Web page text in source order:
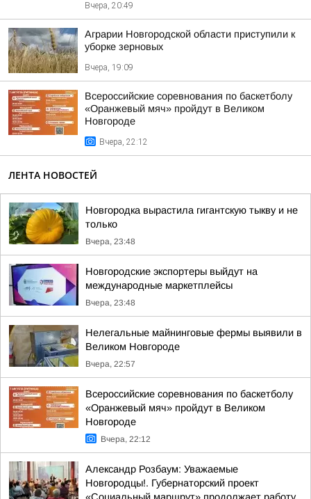
Вчера, 20:49
Аграрии Новгородской области приступили к
уборке зерновых
Вчера, 19:09
Всероссийские соревнования по баскетболу
«Оранжевый мяч» пройдут в Великом
Новгороде
Вчера, 22:12
ЛЕНТА НОВОСТЕЙ
Новгородка вырастила гигантскую тыкву и не
только
Вчера, 23:48
Новгородские экспортеры выйдут на
международные маркетплейсы
Вчера, 23:48
Нелегальные майнинговые фермы выявили в
Великом Новгороде
Вчера, 22:57
Всероссийские соревнования по баскетболу
«Оранжевый мяч» пройдут в Великом
Новгороде
Вчера, 22:12
Александр Розбаум: Уважаемые
Новгородцы!. Губернаторский проект